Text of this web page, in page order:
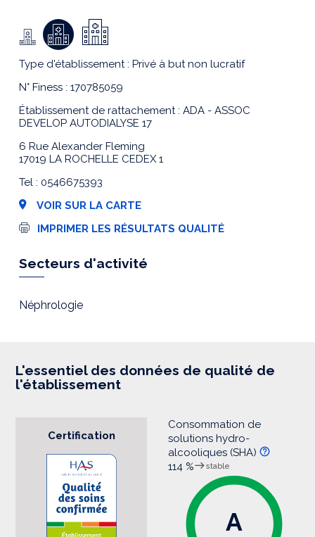
Type d'établissement : Privé à but non lucratif
N° Finess : 170785059
Établissement de rattachement : ADA - ASSOC
DEVELOP AUTODIALYSE 17
6 Rue Alexander Fleming
17019 LA ROCHELLE CEDEX 1
Tel : 0546675393
VOIR SUR LA CARTE
I
e
s
i
o
IMPRIMER LES RÉSULTATS QUALITÉ
Secteurs d'activité
Néphrologie
L'essentiel des données de qualité de
l'établissement
Certification
Consommation de
solutions hydro-
alcooliques (SHA)
114 %
stable
A